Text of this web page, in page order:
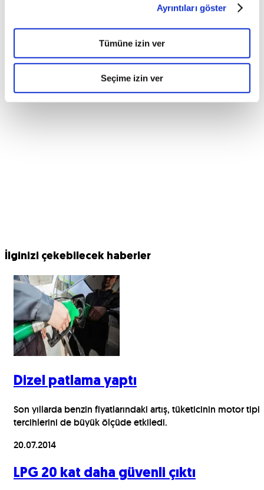
Ayrıntıları göster
Tümüne izin ver
Seçime izin ver
İlginizi çekebilecek haberler
Dizel patlama yaptı
Son yıllarda benzin fiyatlarındaki artış, tüketicinin motor tipi
tercihlerini de büyük ölçüde etkiledi.
20.07.2014
LPG 20 kat daha güvenli çıktı